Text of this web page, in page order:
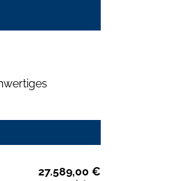
27.589,00 €